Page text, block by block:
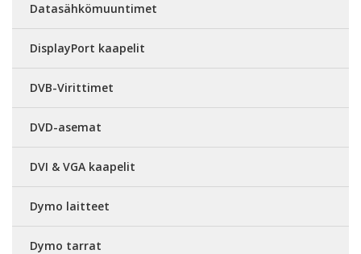
Datasähkömuuntimet
DisplayPort kaapelit
DVB-Virittimet
DVD-asemat
DVI & VGA kaapelit
Dymo laitteet
Dymo tarrat